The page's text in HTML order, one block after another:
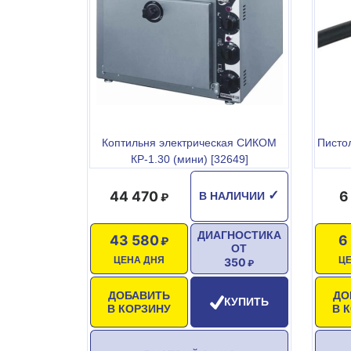
Температурный режим: +30/+260
Корпус: нержавеющая сталь AISI 201
2 хромированные полки: 395х320х7,3 мм
Максимальная загрузка мяса:10 кг
24-часовой таймер, максимальная
Коптильня электрическая СИКОМ
КР-1.30 (мини) [32649]
В НАЛИЧИИ ✓
44 470
ЦЕНА ДНЯ
43 580
ДОБАВИТЬ
В КОРЗИНУ
ДИАГНОСТИКА
ОТ
350
КУПИТЬ
6
6
В